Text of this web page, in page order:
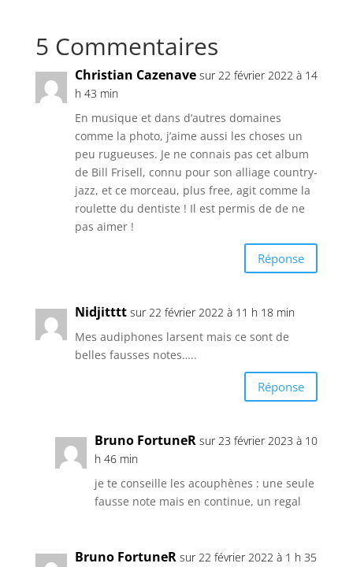
5 Commentaires
Christian Cazenave sur 22 février 2022 à 14
h 43 min
En musique et dans d’autres domaines
comme la photo, j’aime aussi les choses un
peu rugueuses. Je ne connais pas cet album
de Bill Frisell, connu pour son alliage country-
jazz, et ce morceau, plus free, agit comme la
roulette du dentiste ! Il est permis de de ne
pas aimer !
Réponse
Nidjitttt sur 22 février 2022 à 11 h 18 min
Mes audiphones larsent mais ce sont de
belles fausses notes…..
Réponse
Bruno FortuneR sur 23 février 2023 à 10
h 46 min
je te conseille les acouphènes : une seule
fausse note mais en continue, un regal
Bruno FortuneR sur 22 février 2022 à 1 h 35